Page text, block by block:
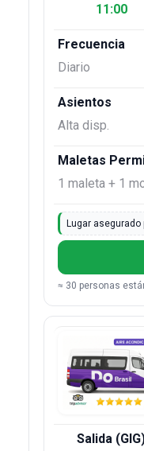
11:00
Diario
Alta disp.
1 maleta + 1
Lugar asegurado
≈ 30 personas